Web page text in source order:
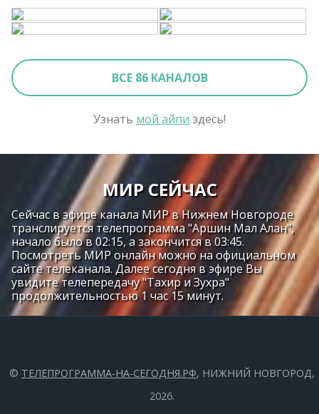
ВСЕ 86 КАНАЛОВ
Узнать мой айпи здесь!
МИР СЕЙЧАС
Сейчас в эфире канала МИР в Нижнем Новгороде
транслируется телепрограмма "Аршин Мал Алан",
начало было в 02:15, а закончится в 03:45.
Посмотреть МИР онлайн можно на официальном
сайте телеканала. Далее сегодня в эфире Вы
увидите телепередачу "Тахир и Зухра"
продолжительностью 1 час 15 минут.
© ТЕЛЕПРОГРАММА-НА-СЕГОДНЯ.РФ, НИЖНИЙ НОВГОРОД,
2026.